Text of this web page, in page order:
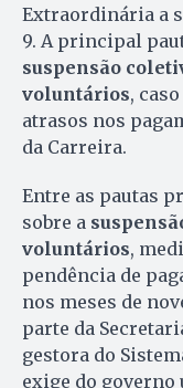
Extraordinária a
9. A principal
suspensão
voluntários,
atrasos nos
da Carreira.
Entre as pautas
sobre a
voluntários,
pendência de
nos meses de
parte da
gestora do
exige do